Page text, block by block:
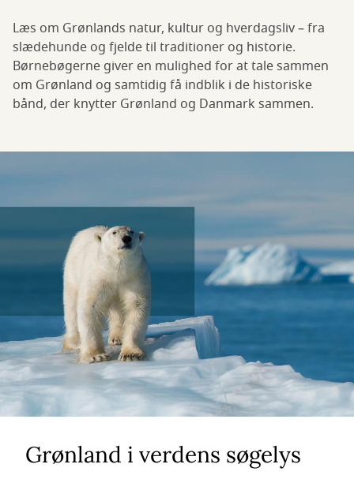
Læs om Grønlands natur, kultur og hverdagsliv – fra
slædehunde og fjelde til traditioner og historie.
Børnebøgerne giver en mulighed for at tale sammen
om Grønland og samtidig få indblik i de historiske
bånd, der knytter Grønland og Danmark sammen.
Grønland i verdens søgelys